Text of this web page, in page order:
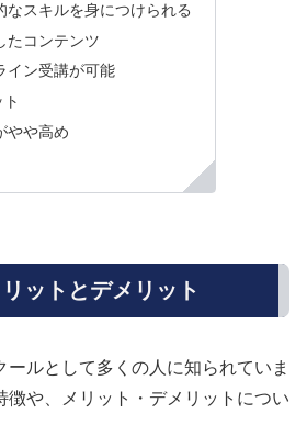
なスキルを身につけられる
たコンテンツ
イン受講が可能
やや高め
ットとデメリット
ールとして多くの人に知られていま
徴や、メリット・デメリットについ